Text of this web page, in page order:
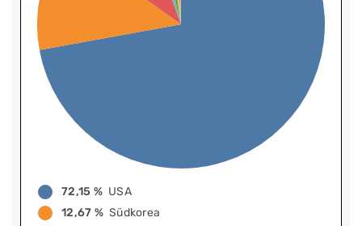
72,15 % USA
12,67 % Südkorea